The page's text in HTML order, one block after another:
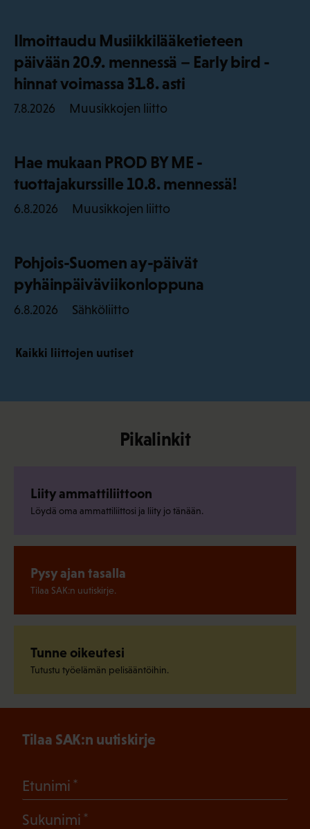
Ilmoittaudu Musiikkilääketieteen
päivään 20.9. mennessä – Early bird -
hinnat voimassa 31.8. asti
7.8.2026 Muusikkojen liitto
Hae mukaan PROD BY ME -
tuottajakurssille 10.8. mennessä!
6.8.2026 Muusikkojen liitto
Pohjois-Suomen ay-päivät
pyhäinpäiväviikonloppuna
6.8.2026 Sähköliitto
Kaikki liittojen uutiset
Pikalinkit
Liity ammattiliittoon
Löydä oma ammattiliittosi ja liity jo tänään.
Pysy ajan tasalla
Tilaa SAK:n uutiskirje.
Tunne oikeutesi
Tutustu työelämän pelisääntöihin.
Tilaa SAK:n uutiskirje
Etunimi
Sukunimi